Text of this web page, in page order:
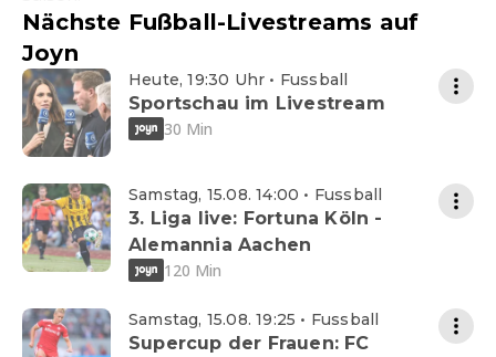
Nächste Fußball-Livestreams auf
Joyn
Heute, 19:30 Uhr • Fussball
Sportschau im Livestream
30 Min
Samstag, 15.08. 14:00 • Fussball
3. Liga live: Fortuna Köln -
Alemannia Aachen
120 Min
Samstag, 15.08. 19:25 • Fussball
Supercup der Frauen: FC